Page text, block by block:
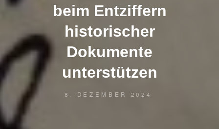
beim Entziffern
historischer
Dokumente
unterstützen
8. DEZEMBER 2024